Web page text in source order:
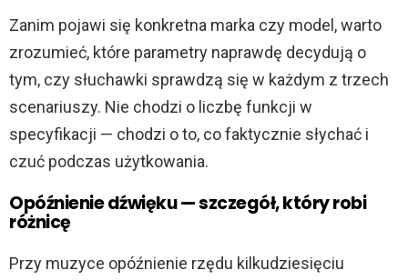
Zanim pojawi się konkretna marka czy model, warto
zrozumieć, które parametry naprawdę decydują o
tym, czy słuchawki sprawdzą się w każdym z trzech
scenariuszy. Nie chodzi o liczbę funkcji w
specyfikacji — chodzi o to, co faktycznie słychać i
czuć podczas użytkowania.
Opóźnienie dźwięku — szczegół, który robi
różnicę
Przy muzyce opóźnienie rzędu kilkudziesięciu